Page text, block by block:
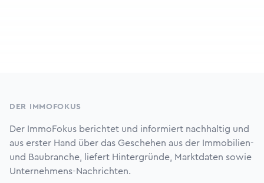
DER IMMOFOKUS
Der ImmoFokus berichtet und informiert nachhaltig und
aus erster Hand über das Geschehen aus der Immobilien-
und Baubranche, liefert Hintergründe, Marktdaten sowie
Unternehmens-Nachrichten.